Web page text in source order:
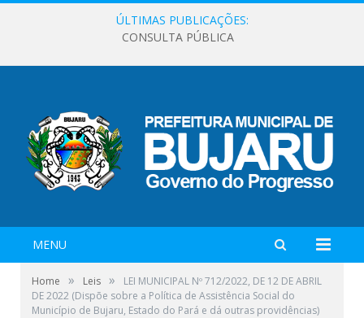
ÚLTIMAS PUBLICAÇÕES:
CONSULTA PÚBLICA
MENU
Home » Leis »
LEI MUNICIPAL Nº 712/2022, DE 12 DE ABRIL
DE 2022 (Dispõe sobre a Política de Assistência Social do
Município de Bujaru, Estado do Pará e dá outras providências)